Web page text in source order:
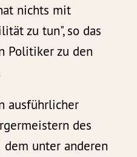
nichts mit
zu tun", so das
Politiker zu den
ausführlicher
des
dem unter anderen